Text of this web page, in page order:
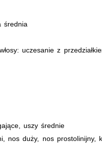
średnia
uczesanie z
uszy średnie
nos duży, nos prostolinijny,